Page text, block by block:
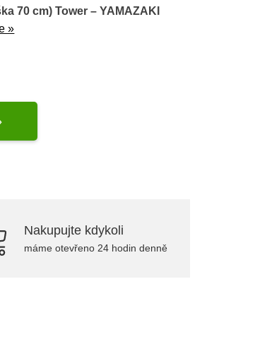
70 cm) Tower – YAMAZAKI
»
Nakupujte kdykoli
máme otevřeno 24 hodin denně